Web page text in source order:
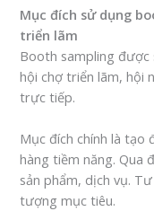
Mục đích sử dụng
triển lãm
Booth sampling
hội chợ triển lãm, hội
trực tiếp.
Mục đích chính là tạo
hàng tiềm năng. Qua
sản phẩm, dịch vụ.
tượng mục tiêu.